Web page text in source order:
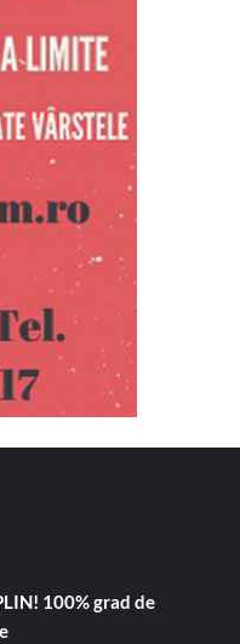
100% grad de